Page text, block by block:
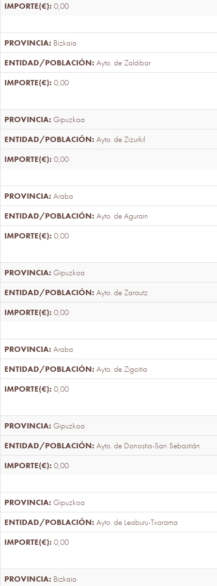
0,00
Bizkaia
Ayto. de Zaldibar
0,00
Gipuzkoa
Ayto. de Zizurkil
0,00
Araba
Ayto. de Agurain
0,00
Gipuzkoa
Ayto. de Zarautz
0,00
Araba
Ayto. de Zigoitia
0,00
Gipuzkoa
Ayto. de Donostia-San Sebastián
0,00
Gipuzkoa
Ayto. de Leaburu-Txarama
0,00
Bizkaia